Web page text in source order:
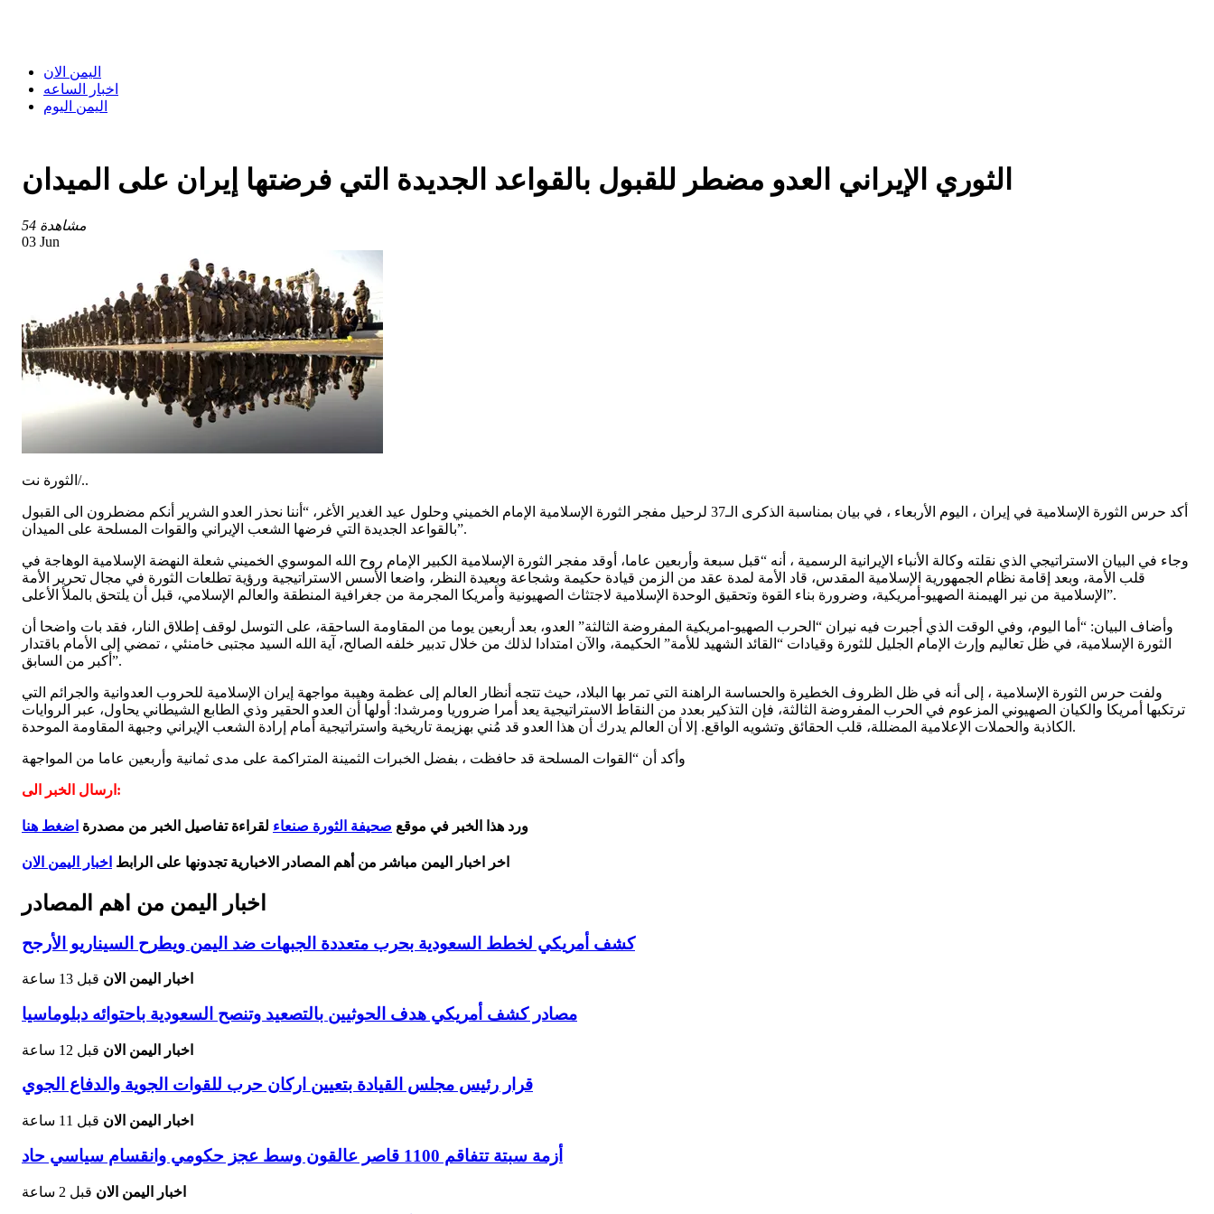
اليمن الان
اخبار الساعه
اليمن اليوم
الثوري الإيراني العدو مضطر للقبول بالقواعد الجديدة التي فرضتها إيران على الميدان
54 مشاهدة
03 Jun
الثورة نت/..
أكد حرس الثورة الإسلامية في إيران ، اليوم الأربعاء ، في بيان بمناسبة الذكرى الـ37 لرحيل مفجر الثورة الإسلامية الإمام الخميني وحلول عيد الغدير الأغر، “أننا نحذر العدو الشرير أنكم مضطرون الى القبول
بالقواعد الجديدة التي فرضها الشعب الإيراني والقوات المسلحة على الميدان”.
وجاء في البيان الاستراتيجي الذي نقلته وكالة الأنباء الإيرانية الرسمية ، أنه “قبل سبعة وأربعين عاما، أوقد مفجر الثورة الإسلامية الكبير الإمام روح الله الموسوي الخميني شعلة النهضة الإسلامية الوهاجة في
قلب الأمة، وبعد إقامة نظام الجمهورية الإسلامية المقدس، قاد الأمة لمدة عقد من الزمن قيادة حكيمة وشجاعة وبعيدة النظر، واضعا الأسس الاستراتيجية ورؤية تطلعات الثورة في مجال تحرير الأمة
الإسلامية من نير الهيمنة الصهيو-أمريكية، وضرورة بناء القوة وتحقيق الوحدة الإسلامية لاجتثاث الصهيونية وأمريكا المجرمة من جغرافية المنطقة والعالم الإسلامي، قبل أن يلتحق بالملأ الأعلى”.
وأضاف البيان: “أما اليوم، وفي الوقت الذي أجبرت فيه نيران “الحرب الصهيو-امريكية المفروضة الثالثة” العدو، بعد أربعين يوما من المقاومة الساحقة، على التوسل لوقف إطلاق النار، فقد بات واضحا أن
الثورة الإسلامية، في ظل تعاليم وإرث الإمام الجليل للثورة وقيادات “القائد الشهيد للأمة” الحكيمة، والآن امتدادا لذلك من خلال تدبير خلفه الصالح، آية الله السيد مجتبى خامنئي ، تمضي إلى الأمام باقتدار
أكبر من السابق”.
ولفت حرس الثورة الإسلامية ، إلى أنه في ظل الظروف الخطيرة والحساسة الراهنة التي تمر بها البلاد، حيث تتجه أنظار العالم إلى عظمة وهيبة مواجهة إيران الإسلامية للحروب العدوانية والجرائم التي
ترتكبها أمريكا والكيان الصهيوني المزعوم في الحرب المفروضة الثالثة، فإن التذكير بعدد من النقاط الاستراتيجية يعد أمرا ضروريا ومرشدا: أولها أن العدو الحقير وذي الطابع الشيطاني يحاول، عبر الروايات
الكاذبة والحملات الإعلامية المضللة، قلب الحقائق وتشويه الواقع. إلا أن العالم يدرك أن هذا العدو قد مُني بهزيمة تاريخية واستراتيجية أمام إرادة الشعب الإيراني وجبهة المقاومة الموحدة.
وأكد أن “القوات المسلحة قد حافظت ، بفضل الخبرات الثمينة المتراكمة على مدى ثمانية وأربعين عاما من المواجهة
ارسال الخبر الى:
ورد هذا الخبر في موقع صحيفة الثورة صنعاء لقراءة تفاصيل الخبر من مصدرة اضغط هنا
اخر اخبار اليمن مباشر من أهم المصادر الاخبارية تجدونها على الرابط اخبار اليمن الان
اخبار اليمن من اهم المصادر
كشف أمريكي لخطط السعودية بحرب متعددة الجبهات ضد اليمن ويطرح السيناريو الأرجح
اخبار اليمن الان قبل 13 ساعة
مصادر كشف أمريكي هدف الحوثيين بالتصعيد وتنصح السعودية باحتوائه دبلوماسيا
اخبار اليمن الان قبل 12 ساعة
قرار رئيس مجلس القيادة بتعيين اركان حرب للقوات الجوية والدفاع الجوي
اخبار اليمن الان قبل 11 ساعة
أزمة سبتة تتفاقم 1100 قاصر عالقون وسط عجز حكومي وانقسام سياسي حاد
اخبار اليمن الان قبل 2 ساعة